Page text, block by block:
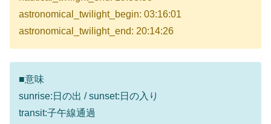
astronomical_twilight_begin: 03:16:01
astronomical_twilight_end: 20:14:26
■意味
sunrise:日の出 / sunset:日の入り
transit:子午線通過